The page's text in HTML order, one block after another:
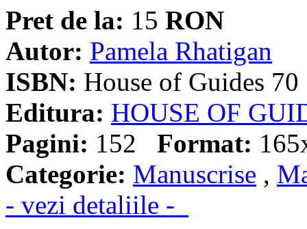
Pret de la: 15 RON
Autor: Pamela Rhatigan
ISBN: House of Guides 70
Editura: HOUSE OF
Pagini: 152 Format:
Categorie: Manuscrise ,
- vezi detaliile -